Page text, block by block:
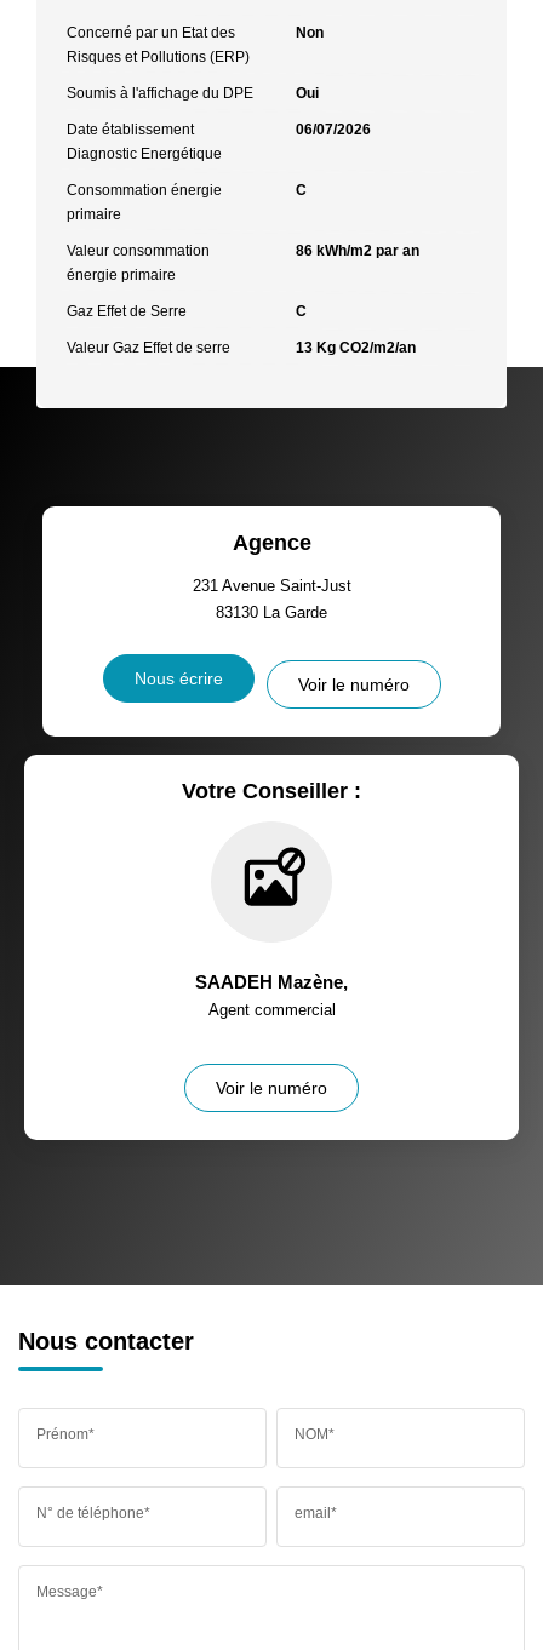
Concerné par un Etat des
Risques et Pollutions (ERP)
Non
Soumis à l'affichage du DPE Oui
Date établissement
Diagnostic Energétique
06/07/2026
Consommation énergie
primaire
C
Valeur consommation
énergie primaire
86 kWh/m2 par an
Gaz Effet de Serre C
Valeur Gaz Effet de serre 13 Kg CO2/m2/an
Agence
231 Avenue Saint-Just
83130 La Garde
Nous écrire Voir le numéro
Votre Conseiller :
SAADEH Mazène,
Agent commercial
Voir le numéro
Nous contacter
Prénom* NOM*
N° de téléphone* email*
Message*